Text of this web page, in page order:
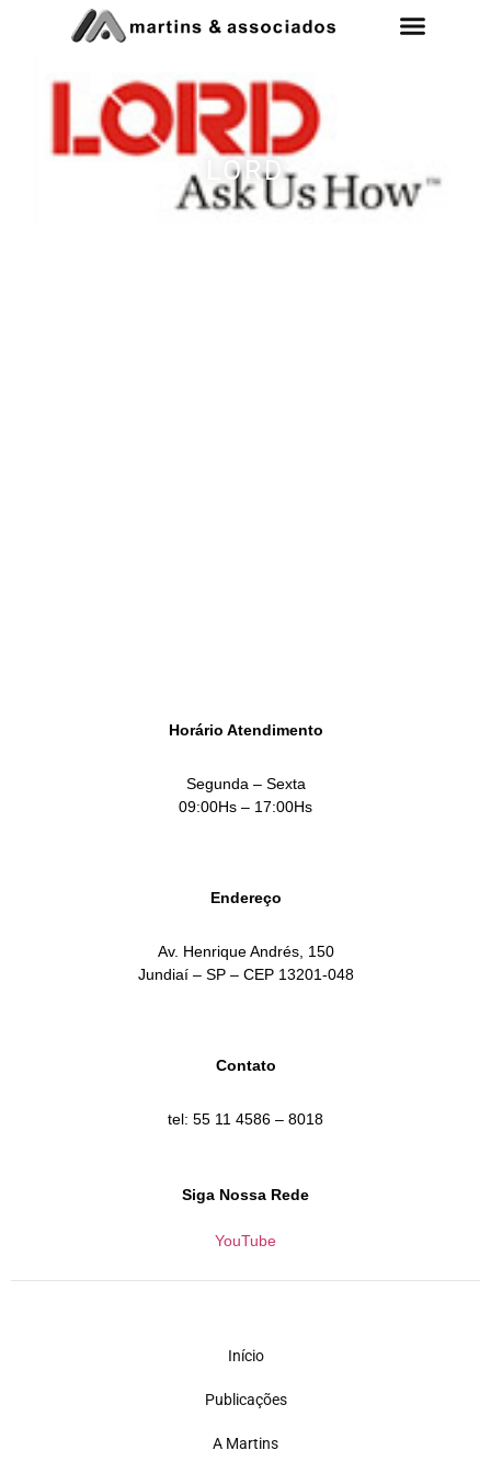
LORD
Horário Atendimento
Segunda – Sexta
09:00Hs – 17:00Hs
Endereço
Av. Henrique Andrés, 150
Jundiaí – SP – CEP 13201-048
Contato
tel: 55 11 4586 – 8018
Siga Nossa Rede
YouTube
Início
Publicações
A Martins